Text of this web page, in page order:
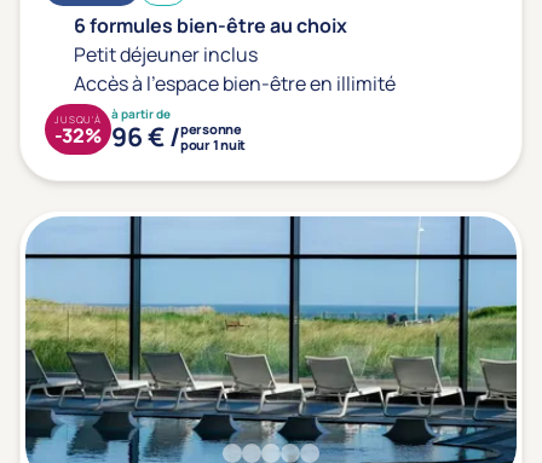
6 formules bien-être au choix
Petit déjeuner inclus
Accès à l'espace bien-être en illimité
à partir de
96 € /personne
pour 1 nuit
JUSQU'À
-32%